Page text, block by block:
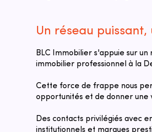
Un réseau
BLC Immobilier s'appuie sur
immobilier professionnel à la
Cette force de frappe nous
opportunités et de donner une
Des contacts privilégiés avec
institutionnels et marques